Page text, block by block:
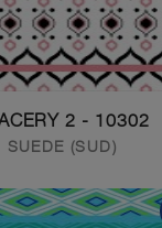
10302 - TRACERY 2
SUEDE (SUD)